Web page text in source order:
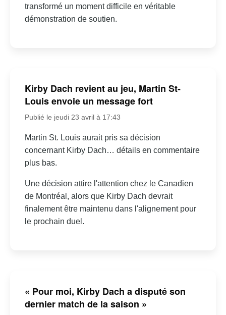
transformé un moment difficile en véritable
démonstration de soutien.
Kirby Dach revient au jeu, Martin St-
Louis envoie un message fort
Publié le jeudi 23 avril à 17:43
Martin St. Louis aurait pris sa décision
concernant Kirby Dach… détails en commentaire
plus bas.
Une décision attire l'attention chez le Canadien
de Montréal, alors que Kirby Dach devrait
finalement être maintenu dans l'alignement pour
le prochain duel.
« Pour moi, Kirby Dach a disputé son
dernier match de la saison »